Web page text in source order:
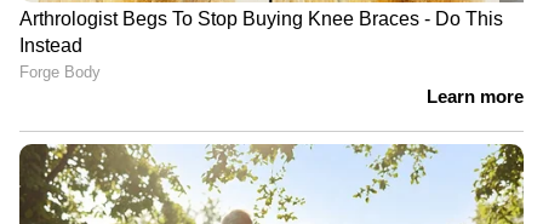
ആരോപണം ഉയർന്നിട്ടും കെ സി എ വ്യക്തമായ
വിശദീകരണം നൽകിയിട്ടില്ല എന്നതും
ശ്രദ്ധേയമാണ്. കേസിൽ പ്രതിയായിട്ടും